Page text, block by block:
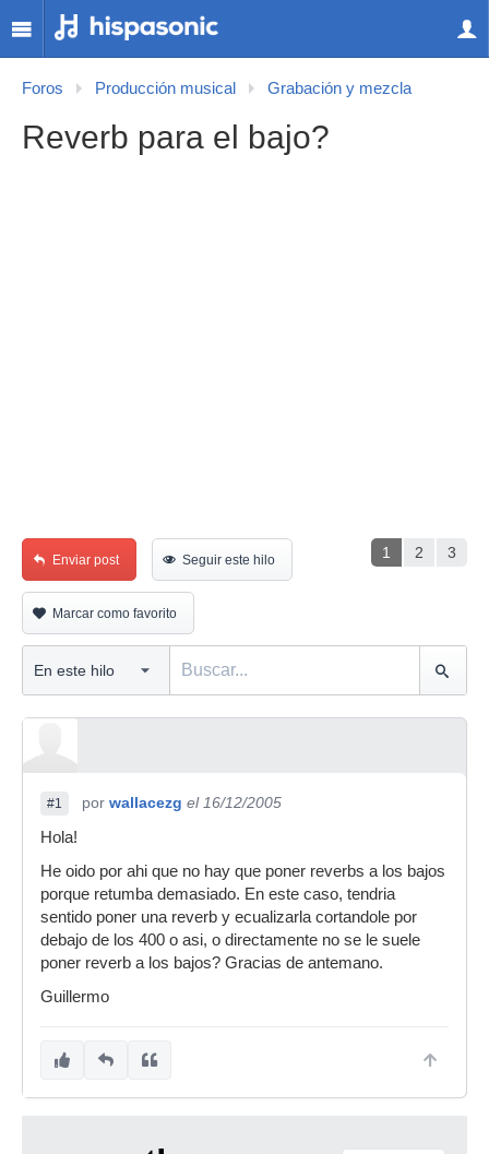
Foros Producción musical Grabación y mezcla
Reverb para el bajo?
1 2 3
Enviar post Seguir este hilo
Marcar como favorito
#1 por wallacezg el 16/12/2005
Hola!
He oido por ahi que no hay que poner reverbs a los bajos
porque retumba demasiado. En este caso, tendria
sentido poner una reverb y ecualizarla cortandole por
debajo de los 400 o asi, o directamente no se le suele
poner reverb a los bajos? Gracias de antemano.
Guillermo